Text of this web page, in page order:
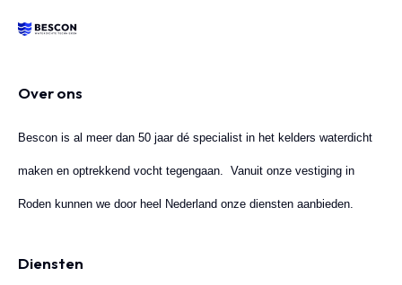
Over ons
Bescon is al meer dan 50 jaar dé specialist in het kelders waterdicht
maken en optrekkend vocht tegengaan. Vanuit onze vestiging in
Roden kunnen we door heel Nederland onze diensten aanbieden.
Diensten